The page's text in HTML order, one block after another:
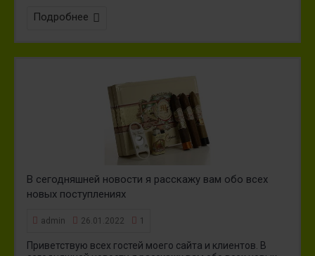
Подробнее
В сегодняшней новости я расскажу вам обо всех
новых поступлениях
admin 26.01.2022 1
Приветствую всех гостей моего сайта и клиентов. В